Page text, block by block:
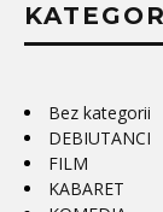
Bez kategorii
DEBIUTANCI
FILM
KABARET